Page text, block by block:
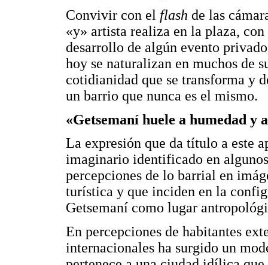
Convivir con el flash de las
«y» artista realiza en la plaza,
desarrollo de algún evento
hoy se naturalizan en muchos de
cotidianidad que se transforma y
un barrio que nunca es el mismo.
«Getsemaní huele a humedad y
La expresión que da título a este
imaginario identificado en
percepciones de lo barrial en
turística y que inciden en la
Getsemaní como lugar
En percepciones de habitantes
internacionales ha surgido un